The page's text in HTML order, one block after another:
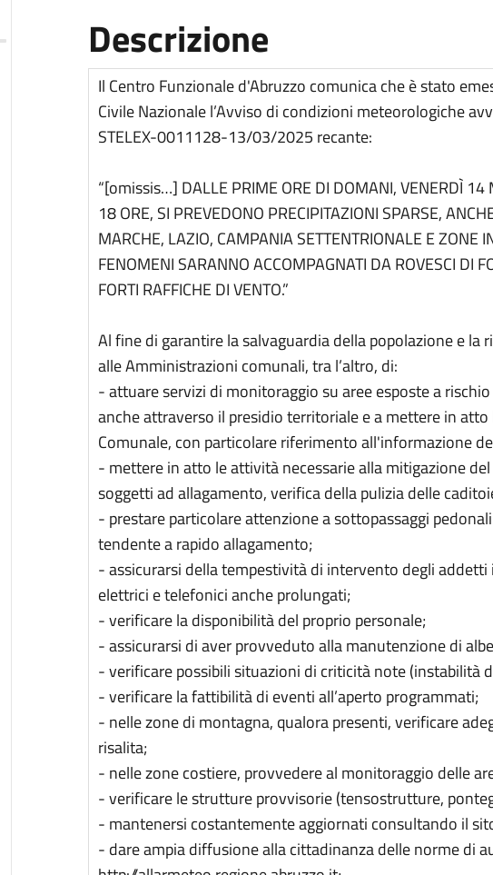
Descrizione
Il Centro Funzionale d'Abruzzo comunica che è stato
Civile Nazionale l’Avviso di condizioni meteorologiche
STELEX-0011128-13/03/2025 recante:
“[omissis…] DALLE PRIME ORE DI DOMANI, VENERDÌ 14
18 ORE, SI PREVEDONO PRECIPITAZIONI SPARSE,
MARCHE, LAZIO, CAMPANIA SETTENTRIONALE E ZONE
FENOMENI SARANNO ACCOMPAGNATI DA ROVESCI DI
FORTI RAFFICHE DI VENTO.”
Al fine di garantire la salvaguardia della popolazione e la
alle Amministrazioni comunali, tra l’altro, di:
- attuare servizi di monitoraggio su aree esposte a
anche attraverso il presidio territoriale e a mettere in
Comunale, con particolare riferimento all'informazione
- mettere in atto le attività necessarie alla mitigazione
soggetti ad allagamento, verifica della pulizia delle
- prestare particolare attenzione a sottopassaggi
tendente a rapido allagamento;
- assicurarsi della tempestività di intervento degli
elettrici e telefonici anche prolungati;
- verificare la disponibilità del proprio personale;
- assicurarsi di aver provveduto alla manutenzione di
- verificare possibili situazioni di criticità note (instabilità
- verificare la fattibilità di eventi all’aperto programmati;
- nelle zone di montagna, qualora presenti, verificare
risalita;
- nelle zone costiere, provvedere al monitoraggio delle
- verificare le strutture provvisorie (tensostrutture,
- mantenersi costantemente aggiornati consultando il
- dare ampia diffusione alla cittadinanza delle norme di